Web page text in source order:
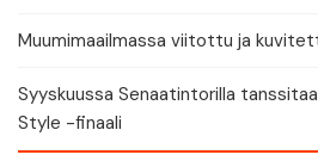
Muumimaailmassa viitottu ja
Syyskuussa Senaatintorilla
Style -finaali